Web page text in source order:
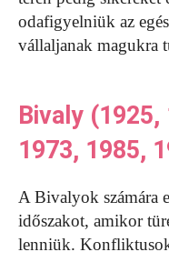
odafigyelniük az
vállaljanak magukra
Bivaly (1925,
1973, 1985,
A Bivalyok számára
időszakot, amikor
lenniük.